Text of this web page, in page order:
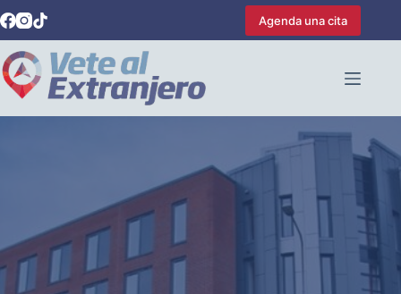
al
contenido
Agenda una cita